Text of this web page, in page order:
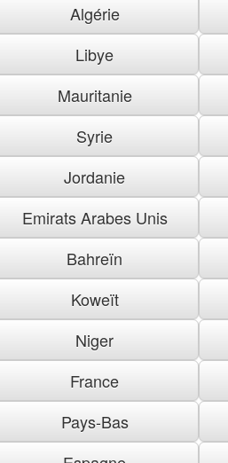
Algérie
Libye
Mauritanie
Syrie
Jordanie
Emirats Arabes Unis
Bahreïn
Koweït
Niger
France
Pays-Bas